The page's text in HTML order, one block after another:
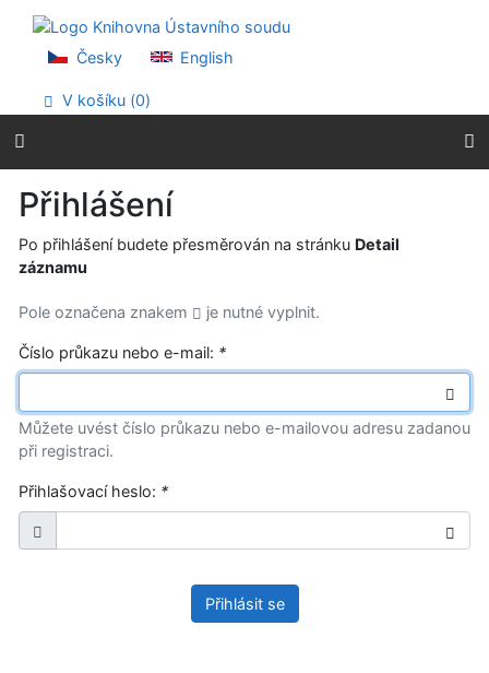
Přejít na menu
Prohlášení o webové přístupnosti
Česky English
V košíku (0)
Přihlášení
Po přihlášení budete přesměrován na stránku Detail
záznamu
Pole označena znakem je nutné vyplnit.
Číslo průkazu nebo e-mail: *
Můžete uvést číslo průkazu nebo e-mailovou adresu zadanou
při registraci.
Přihlašovací heslo: *
Přihlásit se